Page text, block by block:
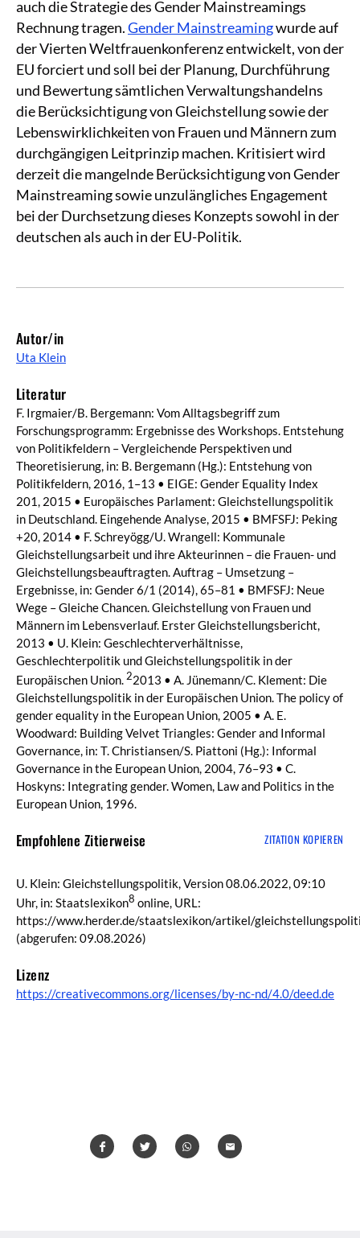
auch die Strategie des Gender Mainstreamings
Rechnung tragen.Gender Mainstreamingwurde auf
der Vierten Weltfrauenkonferenz entwickelt, von der
EU forciert und soll bei der Planung, Durchführung
und Bewertung sämtlichen Verwaltungshandelns
die Berücksichtigung von Gleichstellung sowie der
Lebenswirklichkeiten von Frauen und Männern zum
durchgängigen Leitprinzip machen. Kritisiert wird
derzeit die mangelnde Berücksichtigung von Gender
Mainstreaming sowie unzulängliches Engagement
bei der Durchsetzung dieses Konzepts sowohl in der
deutschen als auch in der EU-Politik.
Autor/in
Uta Klein
Literatur
F. Irgmaier/B. Bergemann: Vom Alltagsbegriff zum
Forschungsprogramm: Ergebnisse des Workshops. Entstehung
von Politikfeldern – Vergleichende Perspektiven und
Theoretisierung, in: B. Bergemann (Hg.): Entstehung von
Politikfeldern, 2016, 1–13 • EIGE: Gender Equality Index
201, 2015 • Europäisches Parlament: Gleichstellungspolitik
in Deutschland. Eingehende Analyse, 2015 • BMFSFJ: Peking
+20, 2014 • F. Schreyögg/U. Wrangell: Kommunale
Gleichstellungsarbeit und ihre Akteurinnen – die Frauen- und
Gleichstellungsbeauftragten. Auftrag – Umsetzung –
Ergebnisse, in: Gender 6/1 (2014), 65–81 • BMFSFJ: Neue
Wege – Gleiche Chancen. Gleichstellung von Frauen und
Männern im Lebensverlauf. Erster Gleichstellungsbericht,
2013 • U. Klein: Geschlechterverhältnisse,
Geschlechterpolitik und Gleichstellungspolitik in der
Europäischen Union. 22013 • A. Jünemann/C. Klement: Die
Gleichstellungspolitik in der Europäischen Union. The policy of
gender equality in the European Union, 2005 • A. E.
Woodward: Building Velvet Triangles: Gender and Informal
Governance, in: T. Christiansen/S. Piattoni (Hg.): Informal
Governance in the European Union, 2004, 76–93 • C.
Hoskyns: Integrating gender. Women, Law and Politics in the
European Union, 1996.
Empfohlene Zitierweise ZITATION KOPIEREN
U. Klein: Gleichstellungspolitik, Version 08.06.2022, 09:10
Uhr, in: Staatslexikon8 online, URL:
https://www.herder.de/staatslexikon/artikel/
(abgerufen: 09.08.2026)
Lizenz
https://creativecommons.org/licenses/by-nc-nd/4.0/deed.de